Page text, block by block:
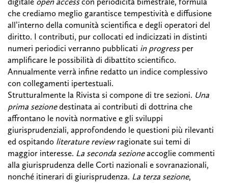
che crediamo meglio garantisce tempestività e diffusione
all’interno della comunità scientifica e degli operatori del
diritto. I contributi, pur collocati ed indicizzati in distinti
numeri periodici verranno pubblicati in progressper
amplificare le possibilità di dibattito scientifico.
Annualmente verrà infine redatto un indice complessivo
con collegamenti ipertestuali.
Strutturalmente la Rivista si compone di tre sezioni. Una
prima sezionedestinata ai contributi di dottrina che
affrontano le novità normative e gli sviluppi
giurisprudenziali, approfondendo le questioni più rilevanti
ed ospitando literature reviewragionate sui temi di
maggior interesse. La seconda sezioneaccoglie commenti
alla giurisprudenza delle Corti nazionali e sovranazionali,
nonché itinerari di giurisprudenza. La terza sezione,